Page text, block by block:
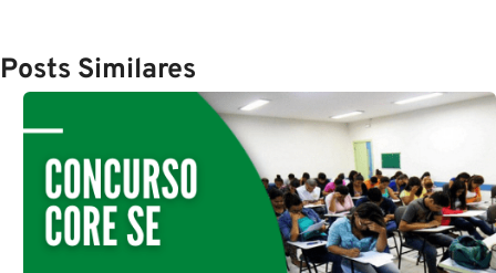
Posts Similares